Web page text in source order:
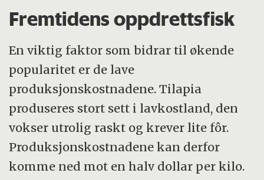
Fremtidens oppdrettsfisk
En viktig faktor som bidrar til økende
popularitet er de lave
produksjonskostnadene. Tilapia
produseres stort sett i lavkostland, den
vokser utrolig raskt og krever lite fôr.
Produksjonskostnadene kan derfor
komme ned mot en halv dollar per kilo.